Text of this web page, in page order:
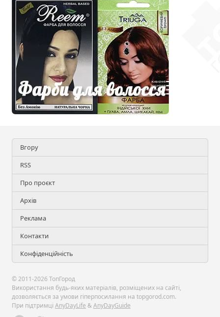
Вгору
RSS
Про проєкт
Архів
Реклама
Контакти
Конфіденційність
© 2011-2026 ТопГород
Використання будь-яких матеріалів, розміщених на сайті,
дозволяється за умови гіперпосилання на topgorod.com.
При підтримці AnyDayLife &AnyDayGuide